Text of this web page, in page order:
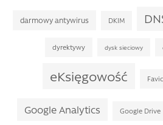
darmowy antywirus DKIM
dyrektywy dysk sieciowy
eKsięgowość
Google Analytics Google Drive